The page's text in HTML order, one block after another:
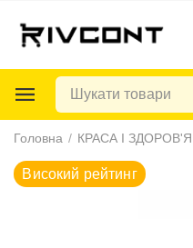
Головна / КРАСА І ЗДОРОВ'Я